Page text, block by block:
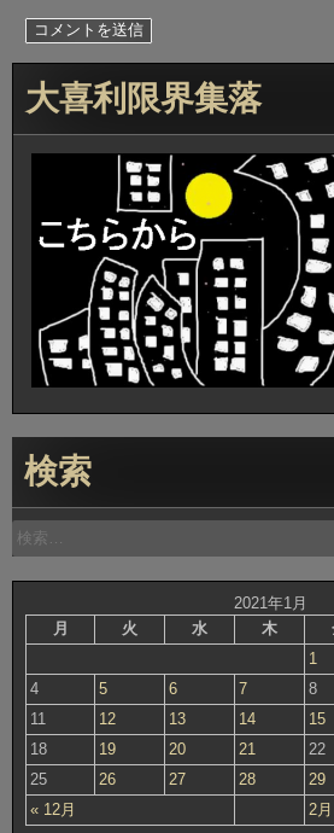
大喜利限界集落
検索
検
索:
2021年1月
月
火 水 木
« 12月 2
1
4
5 6 7 8
11
12 13 14 15
18
19 20 21 22
25
26 27 28 29